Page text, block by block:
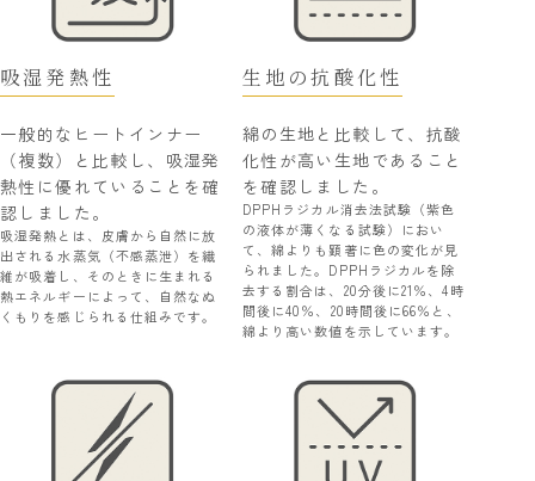
吸湿発熱性
一般的なヒートインナー
（複数）と比較し、吸湿発
熱性に優れていることを確
認しました。
吸湿発熱とは、皮膚から自然に放
出される水蒸気（不感蒸泄）を繊
維が吸着し、そのときに生まれる
熱エネルギーによって、自然なぬ
くもりを感じられる仕組みです。
生地の抗酸化性
綿の生地と比較して、抗酸
化性が高い生地であること
を確認しました。
DPPHラジカル消去法試験（紫色
の液体が薄くなる試験）におい
て、綿よりも顕著に色の変化が見
られました。DPPHラジカルを除
去する割合は、20分後に21％、4時
間後に40％、20時間後に66％と、
綿より高い数値を示しています。